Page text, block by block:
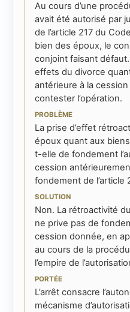
Au cours d’une
avait été autorisé par
de l’article 217 du
bien des époux, le
conjoint faisant
effets du divorce
antérieure à la
contester l’opération.
PROBLÈME
La prise d’effet
époux quant aux
t-elle de fondement
cession
fondement de l’article
SOLUTION
Non. La rétroactivité
ne prive pas de
cession donnée, en
au cours de la
l’empire de
PORTÉE
L’arrêt consacre
mécanisme